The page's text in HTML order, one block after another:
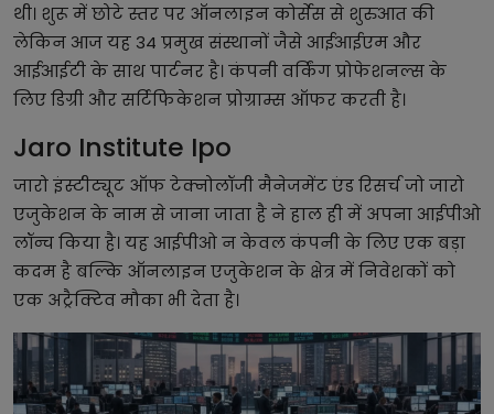
थी। शुरू में छोटे स्तर पर ऑनलाइन कोर्सेस से शुरुआत की
लेकिन आज यह 34 प्रमुख संस्थानों जैसे आईआईएम और
आईआईटी के साथ पार्टनर है। कंपनी वर्किंग प्रोफेशनल्स के
लिए डिग्री और सर्टिफिकेशन प्रोग्राम्स ऑफर करती है।
Jaro Institute Ipo
जारो इंस्टीट्यूट ऑफ टेक्नोलॉजी मैनेजमेंट एंड रिसर्च जो जारो
एजुकेशन के नाम से जाना जाता है ने हाल ही में अपना आईपीओ
लॉन्च किया है। यह आईपीओ न केवल कंपनी के लिए एक बड़ा
कदम है बल्कि ऑनलाइन एजुकेशन के क्षेत्र में निवेशकों को
एक अट्रैक्टिव मौका भी देता है।